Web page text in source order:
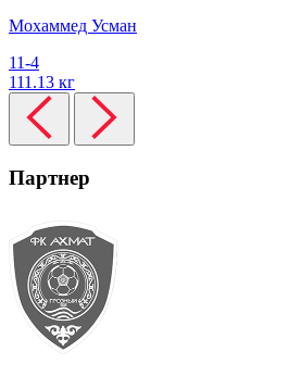
Мохаммед Усман
11-4
111.13 кг
Партнер